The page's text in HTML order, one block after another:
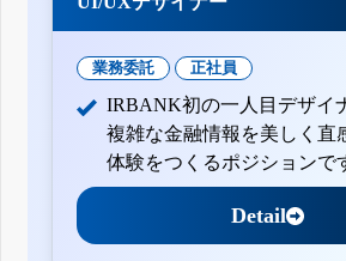
業務委託 正社員
IRBANK初の一人目デザイ
複雑な金融情報を美しく直
体験をつくるポジションで
Detail